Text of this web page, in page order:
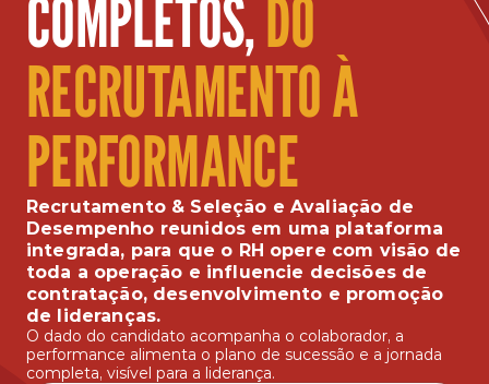
COMPLETOS, DO
RECRUTAMENTO À
PERFORMANCE
Recrutamento & Seleção e Avaliação de
Desempenho reunidos em uma plataforma
integrada, para que o RH opere com visão de
toda a operação e influencie decisões de
contratação, desenvolvimento e promoção
de lideranças.
O dado do candidato acompanha o colaborador, a
performance alimenta o plano de sucessão e a jornada
completa, visível para a liderança.